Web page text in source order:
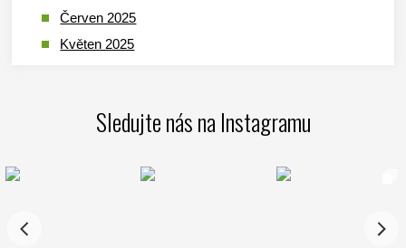
Červen 2025
Květen 2025
Leden 2025
Listopad 2024
Sledujte nás na Instagramu